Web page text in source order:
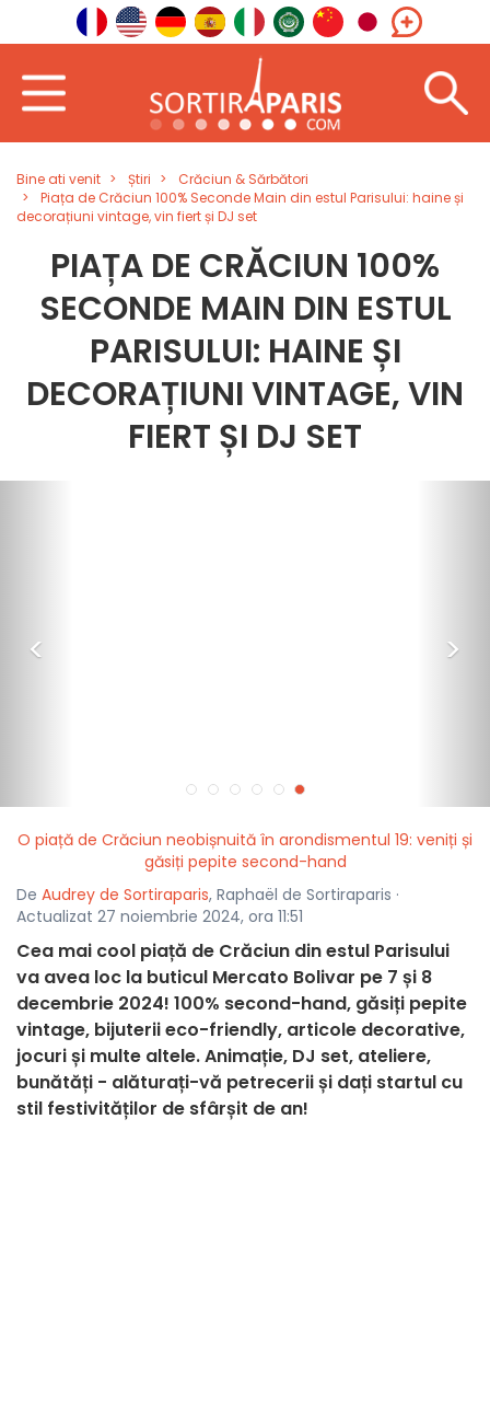
Bine ati venit Știri
Crăciun & Sărbători
Piața de Crăciun 100% Seconde Main din estul Parisului: haine și
decorațiuni vintage, vin fiert și DJ set
PIAȚA DE CRĂCIUN 100%
SECONDE MAIN DIN ESTUL
PARISULUI: HAINE ȘI
DECORAȚIUNI VINTAGE, VIN
FIERT ȘI DJ SET
< >
O piață de Crăciun neobișnuită în arondismentul 19: veniți și
găsiți pepite second-hand
De Audrey de Sortiraparis, Raphaël de Sortiraparis ·
Actualizat 27 noiembrie 2024, ora 11:51
Cea mai cool piață de Crăciun din estul Parisului
va avea loc la buticul Mercato Bolivar pe 7 și 8
decembrie 2024! 100% second-hand, găsiți pepite
vintage, bijuterii eco-friendly, articole decorative,
jocuri și multe altele. Animație, DJ set, ateliere,
bunătăți - alăturați-vă petrecerii și dați startul cu
stil festivităților de sfârșit de an!